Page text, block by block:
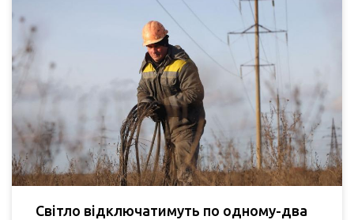
Світло відключатимуть по одному-два